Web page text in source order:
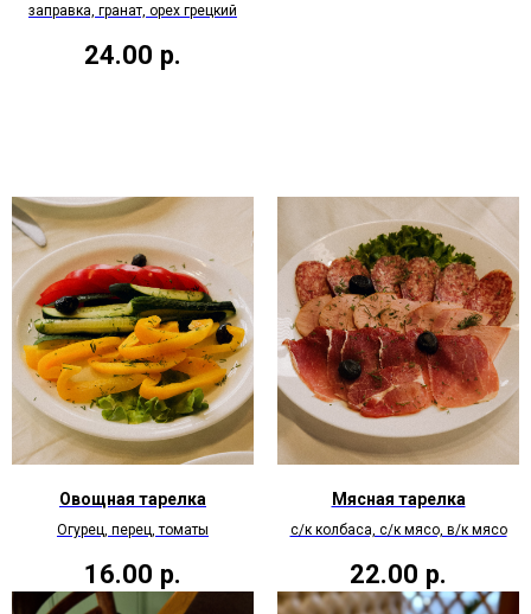
заправка, гранат, орех грецкий
24.00 р.
Овощная тарелка
Огурец, перец, томаты
16.00 р.
Мясная тарелка
с/к колбаса, с/к мясо, в/к мясо
22.00 р.